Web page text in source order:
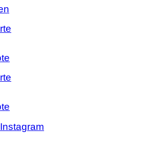
Instagram